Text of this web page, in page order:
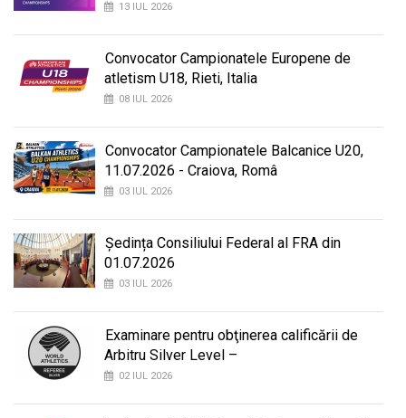
13 IUL 2026
Convocator Campionatele Europene de
atletism U18, Rieti, Italia
08 IUL 2026
Convocator Campionatele Balcanice U20,
11.07.2026 - Craiova, Româ
03 IUL 2026
Ședința Consiliului Federal al FRA din
01.07.2026
03 IUL 2026
Examinare pentru obţinerea calificării de
Arbitru Silver Level –
02 IUL 2026